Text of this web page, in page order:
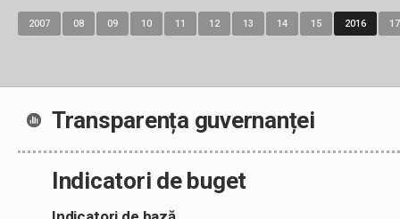
2007 08 09 10 11 12 13 14 15 2016 17
Transparența guvernanței
Indicatori de buget